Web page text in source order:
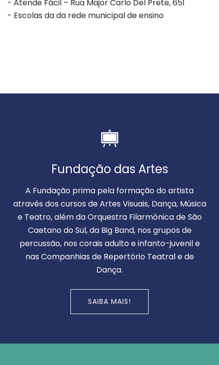
- Atende Fácil – Rua Major Carlo Del Prete, 651
- Escolas da da rede municipal de ensino
Fundação das Artes
A Fundação prima pela formação do artista
através dos cursos de Artes Visuais, Dança, Música
e Teatro, além da Orquestra Filarmônica de São
Caetano do Sul, da Big Band, nos grupos de
percussão, nos corais adulto e infanto-juvenil e
nas Companhias de Repertório Teatral e de
Dança.
SAIBA MAIS!